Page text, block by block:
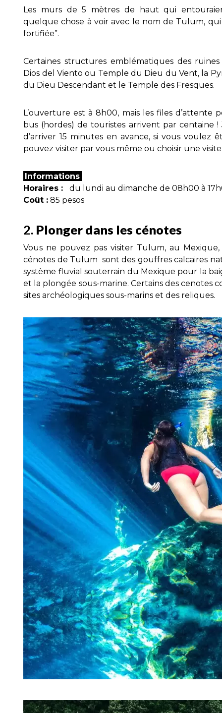
Les murs de 5 mètres de haut qui
quelque chose à voir avec le nom de Tulum,
fortifiée”.
Certaines structures emblématiques des
Dios del Viento ou Temple du Dieu du Vent, la
du Dieu Descendant et le Temple des Fresques.
L’ouverture est à 8h00, mais les files d’attente
bus (hordes) de touristes arrivent par centaine
d’arriver 15 minutes en avance, si vous voulez
pouvez visiter par vous même ou choisir une
Informations
Horaires :
du lundi au dimanche de 08h00 à
Coût : 85 pesos
2. Plonger dans les cénotes
Vous ne pouvez pas visiter Tulum, au
cénotes de Tulum sont des gouffres calcaires
système fluvial souterrain du Mexique pour la
et la plongée sous-marine. Certains des cenotes
sites archéologiques sous-marins et des reliques.